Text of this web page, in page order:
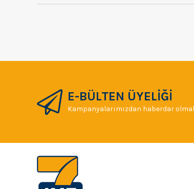
E-BÜLTEN ÜYELİĞİ
Kampanyalarımızdan haberdar